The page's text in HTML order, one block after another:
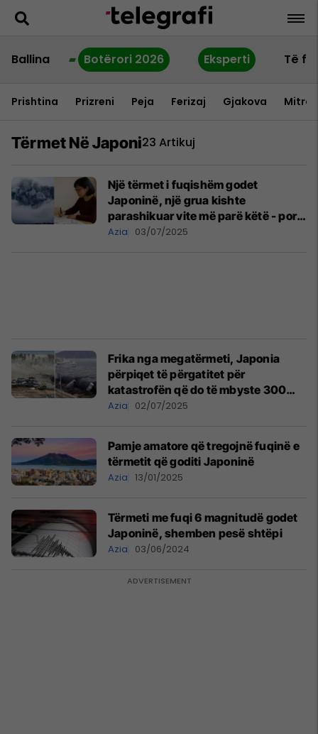
Ballina Botërori 2026 Eksperti Të
Prishtina Prizreni Peja Ferizaj Gjakova
Tërmet Në Japoni23 Artikuj
Një tërmet i fuqishëm godet
Japoninë, një grua kishte
parashikuar vite më parë këtë - por
me dy ditë diferencë
Azia 03/07/2025
Frika nga megatërmeti, Japonia
përpiqet të përgatitet për
katastrofën që do të mbyste 300
mijë njerëz nga dridhjet dhe
Azia 02/07/2025
Pamje amatore që tregojnë fuqinë e
tërmetit që goditi Japoninë
Azia 13/01/2025
Tërmeti me fuqi 6 magnitudë godet
Japoninë, shemben pesë shtëpi
Azia 03/06/2024